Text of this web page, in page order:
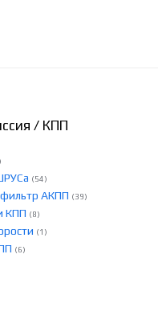
/ КПП
(54)
АКПП (39)
КПП (8)
(1)
(6)